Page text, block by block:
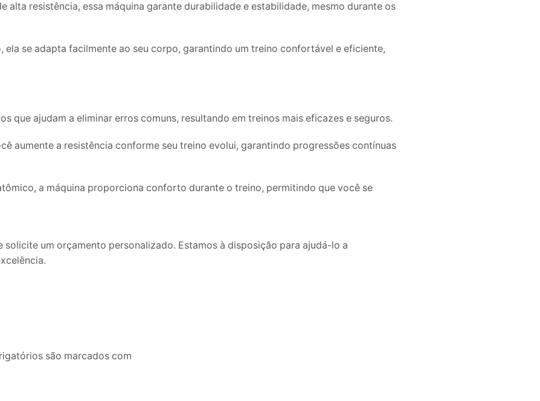
alta resistência, essa máquina garante durabilidade e estabilidade, mesmo durante os
ela se adapta facilmente ao seu corpo, garantindo um treino confortável e eficiente,
que ajudam a eliminar erros comuns, resultando em treinos mais eficazes e seguros.
aumente a resistência conforme seu treino evolui, garantindo progressões contínuas
a máquina proporciona conforto durante o treino, permitindo que você se
solicite um orçamento personalizado. Estamos à disposição para ajudá-lo a
são marcados com